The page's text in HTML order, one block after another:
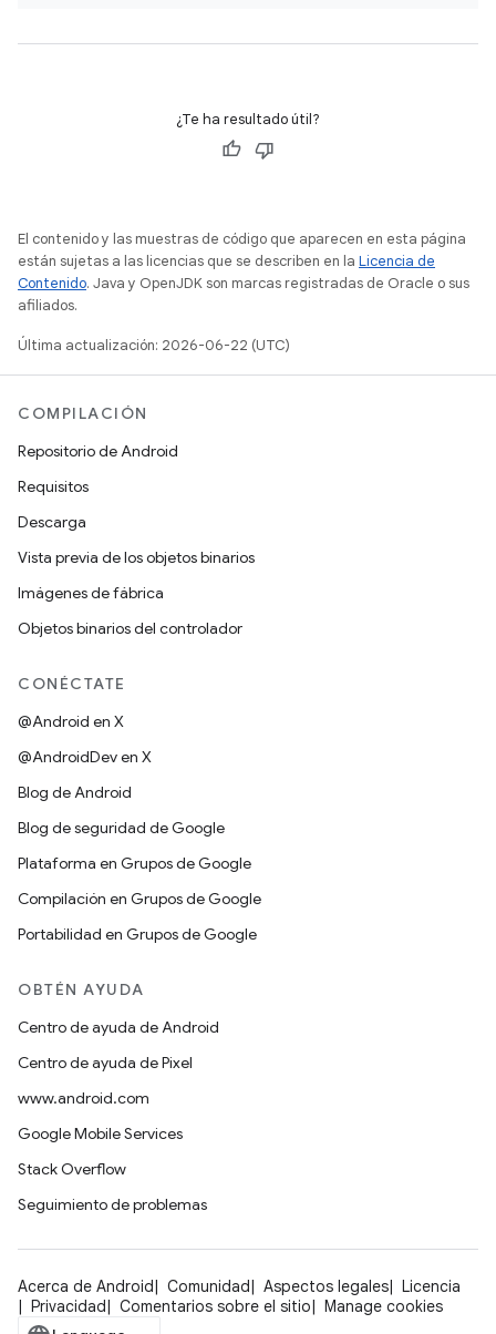
¿Te ha resultado útil?
El contenido y las muestras de código que aparecen en esta página
están sujetas a las licencias que se describen en la Licencia de
Contenido. Java y OpenJDK son marcas registradas de Oracle o sus
afiliados.
Última actualización: 2026-06-22 (UTC)
COMPILACIÓN
Repositorio de Android
Requisitos
Descarga
Vista previa de los objetos binarios
Imágenes de fábrica
Objetos binarios del controlador
CONÉCTATE
@Android en X
@AndroidDev en X
Blog de Android
Blog de seguridad de Google
Plataforma en Grupos de Google
Compilación en Grupos de Google
Portabilidad en Grupos de Google
OBTÉN AYUDA
Centro de ayuda de Android
Centro de ayuda de Pixel
www.android.com
Google Mobile Services
Stack Overflow
Seguimiento de problemas
Acerca de Android Comunidad Aspectos legales
Licencia
Privacidad
Comentarios sobre el sitio Manage cookies